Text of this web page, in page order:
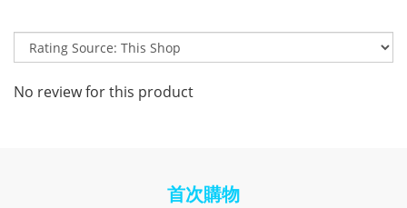
No review for this product
首次購物